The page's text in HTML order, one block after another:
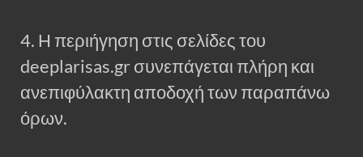
4. Η περιήγηση στις σελίδες του
deeplarisas.gr συνεπάγεται πλήρη και
ανεπιφύλακτη αποδοχή των παραπάνω
όρων.